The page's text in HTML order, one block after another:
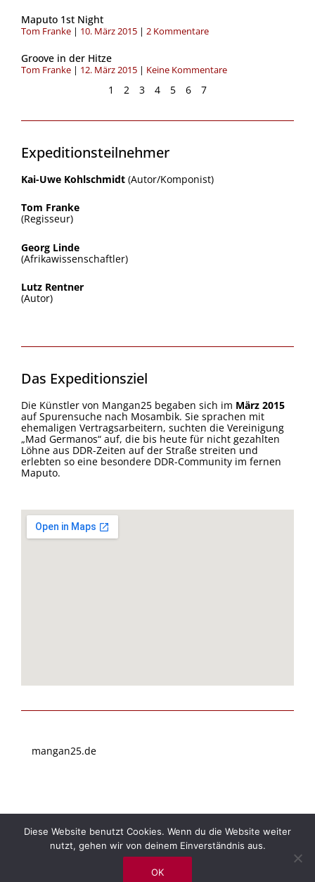
Maputo 1st Night
Tom Franke 10. März 2015 2 Kommentare
Groove in der Hitze
Tom Franke 12. März 2015 Keine Kommentare
1 2 3 4 5 6 7
Expeditionsteilnehmer
Kai-Uwe Kohlschmidt (Autor/Komponist)
Tom Franke
(Regisseur)
Georg Linde
(Afrikawissenschaftler)
Lutz Rentner
(Autor)
Das Expeditionsziel
Die Künstler von Mangan25 begaben sich im März 2015
auf Spurensuche nach Mosambik. Sie sprachen mit
ehemaligen Vertragsarbeitern, suchten die Vereinigung
„Mad Germanos“ auf, die bis heute für nicht gezahlten
Löhne aus DDR-Zeiten auf der Straße streiten und
erlebten so eine besondere DDR-Community im fernen
Maputo.
mangan25.de
mangan25.de Kontakt
Impressum | Datenschutz
All rights reserved | © 2026 Mangan25
Diese Website benutzt Cookies. Wenn du die Website weiter
nutzt, gehen wir von deinem Einverständnis aus.
OK